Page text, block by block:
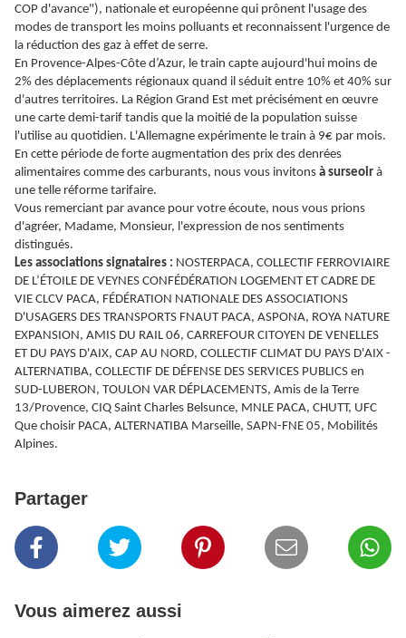
COP d'avance"), nationale et européenne qui prônent l'usage des
modes de transport les moins polluants et reconnaissent l'urgence de
la réduction des gaz à effet de serre.
En Provence-Alpes-Côte d’Azur, le train capte aujourd'hui moins de
2% des déplacements régionaux quand il séduit entre 10% et 40% sur
d'autres territoires. La Région Grand Est met précisément en œuvre
une carte demi-tarif tandis que la moitié de la population suisse
l'utilise au quotidien. L'Allemagne expérimente le train à 9€ par mois.
En cette période de forte augmentation des prix des denrées
alimentaires comme des carburants, nous vous invitons à surseoir à
une telle réforme tarifaire.
Vous remerciant par avance pour votre écoute, nous vous prions
d'agréer, Madame, Monsieur, l'expression de nos sentiments
distingués.
Les associations signataires : NOSTERPACA, COLLECTIF FERROVIAIRE
DE L’ÉTOILE DE VEYNES CONFÉDÉRATION LOGEMENT ET CADRE DE
VIE CLCV PACA, FÉDÉRATION NATIONALE DES ASSOCIATIONS
D'USAGERS DES TRANSPORTS FNAUT PACA, ASPONA, ROYA NATURE
EXPANSION, AMIS DU RAIL 06, CARREFOUR CITOYEN DE VENELLES
ET DU PAYS D'AIX, CAP AU NORD, COLLECTIF CLIMAT DU PAYS D'AIX -
ALTERNATIBA, COLLECTIF DE DÉFENSE DES SERVICES PUBLICS en
SUD-LUBERON, TOULON VAR DÉPLACEMENTS, Amis de la Terre
13/Provence, CIQ Saint Charles Belsunce, MNLE PACA, CHUTT, UFC
Que choisir PACA, ALTERNATIBA Marseille, SAPN-FNE 05, Mobilités
Alpines.
Partager
Vous aimerez aussi